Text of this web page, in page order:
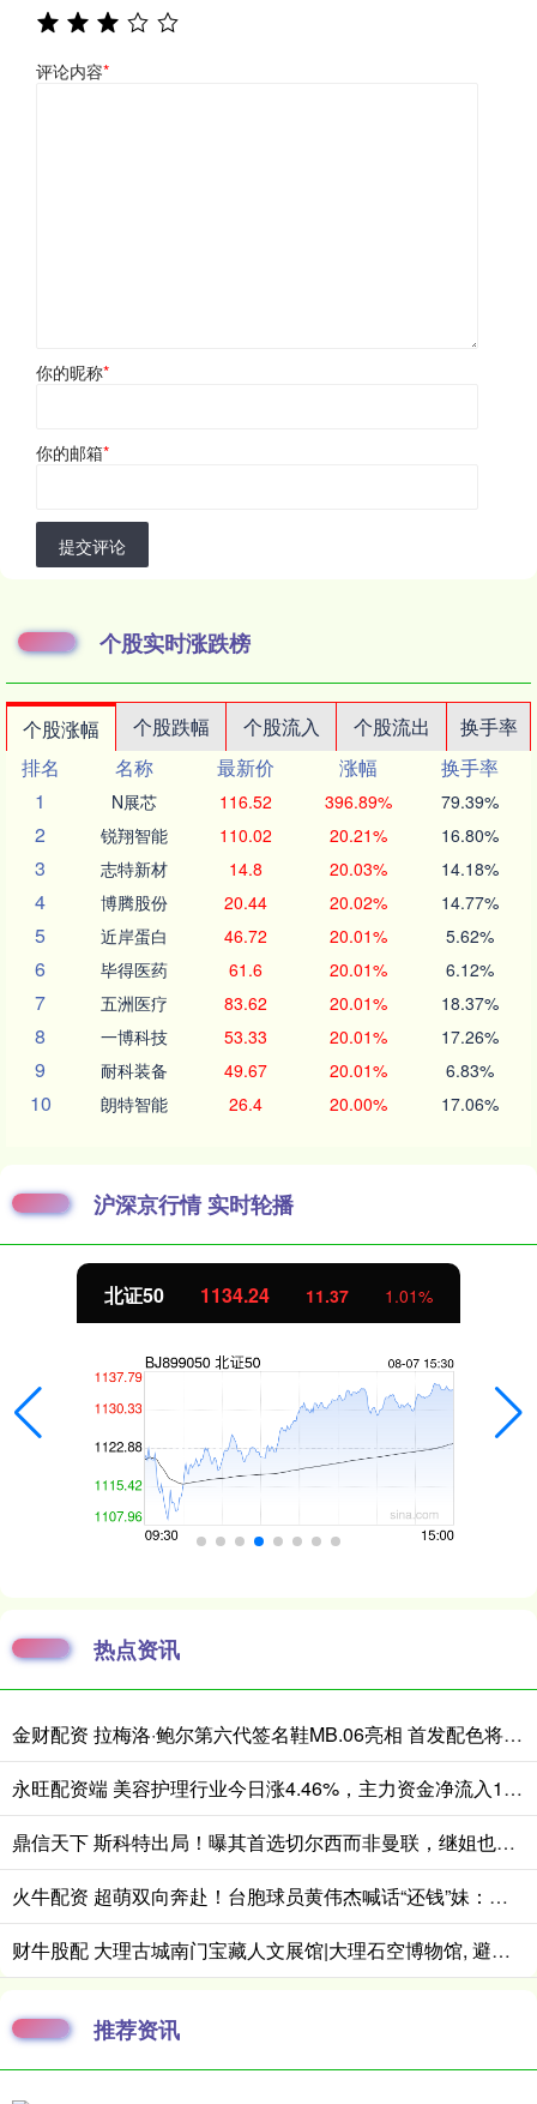
评论内容*
你的昵称*
你的邮箱*
提交评论
个股实时涨跌榜
个股涨幅 个股跌幅 个股流入 个股流出
换手率
排名
名称 最新价 涨幅
换手率
1
N展芯 116.52 396.89% 79.39%
2 锐翔智能 110.02 20.21% 16.80%
3 志特新材 14.8 20.03% 14.18%
4 博腾股份 20.44 20.02% 14.77%
5 近岸蛋白 46.72 20.01% 5.62%
6 毕得医药 61.6 20.01% 6.12%
7 五洲医疗 83.62 20.01% 18.37%
8 一博科技 53.33 20.01% 17.26%
9 耐科装备 49.67 20.01% 6.83%
10 朗特智能 26.4 20.00% 17.06%
沪深京行情 实时轮播
北证50 1134.24 11.37 1.01%
热点资讯
金财配资 拉梅洛·鲍尔第六代签名鞋MB.06亮相 首发配色将于近日小面积发售
永旺配资端 美容护理行业今日涨4.46%，主力资金净流入1.07亿元
鼎信天下 斯科特出局！曝其首选切尔西而非曼联，继姐也无法说服他向往红魔
火牛配资 超萌双向奔赴！台胞球员黄伟杰喊话“还钱”妹：进球了希望她开心！
财牛股配 大理古城南门宝藏人文展馆|大理石空博物馆, 避暑研学拍照一站式打卡
推荐资讯